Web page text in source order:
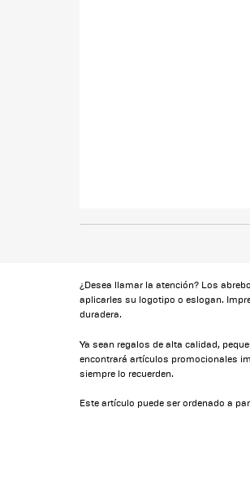
¿Desea llamar la atención? Los
aplicarles su logotipo o eslogan.
duradera.
Ya sean regalos de alta calidad,
encontrará artículos promocionales
siempre lo recuerden.
Este artículo puede ser ordenado a